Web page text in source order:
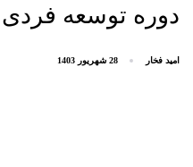
دوره توسعه فردی
امید فخار 28 شهریور 1403